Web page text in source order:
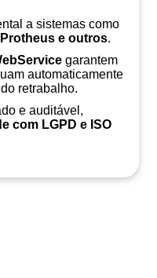
a sistemas como
Protheus e outros.
garantem
automaticamente
retrabalho.
e auditável,
com LGPD e ISO